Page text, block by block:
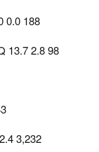
0.0 188
13.7 2.8 98
3,232